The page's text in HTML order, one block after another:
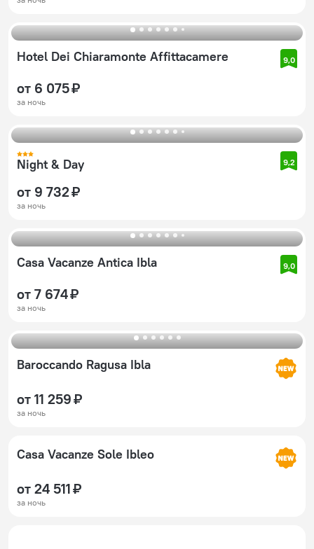
Hotel Dei Chiaramonte Affittacamere 9,0
от 6 075 ₽
за ночь
Night & Day 9,2
от 9 732 ₽
за ночь
Casa Vacanze Antica Ibla 9,0
от 7 674 ₽
за ночь
Baroccando Ragusa Ibla
от 11 259 ₽
за ночь
Casa Vacanze Sole Ibleo
от 24 511 ₽
за ночь